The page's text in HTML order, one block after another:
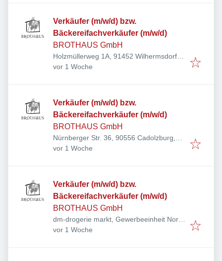
Verkäufer (m/w/d) bzw.
Bäckereifachverkäufer (m/w/d)
BROTHAUS GmbH
Holzmüllerweg 1A, 91452 Wilhermsdorf,
Deutschland
Veröffentlicht
vor 1 Woche
Verkäufer (m/w/d) bzw.
Bäckereifachverkäufer (m/w/d)
BROTHAUS GmbH
Nürnberger Str. 36, 90556 Cadolzburg,
Deutschland
Veröffentlicht
vor 1 Woche
Verkäufer (m/w/d) bzw.
Bäckereifachverkäufer (m/w/d)
BROTHAUS GmbH
dm-drogerie markt, Gewerbeeinheit Nord
VI, Würzburger Str. 26, 90579
Veröffentlicht
vor 1 Woche